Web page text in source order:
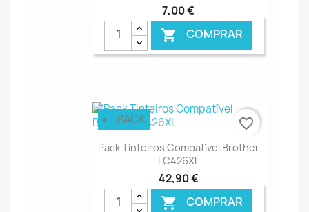
7,00 €
 COMPRAR
€ ONLINE
Pack Tinteiros Compatível Brother
LC426XL
42,90 €
 COMPRAR
PACK favorite_border